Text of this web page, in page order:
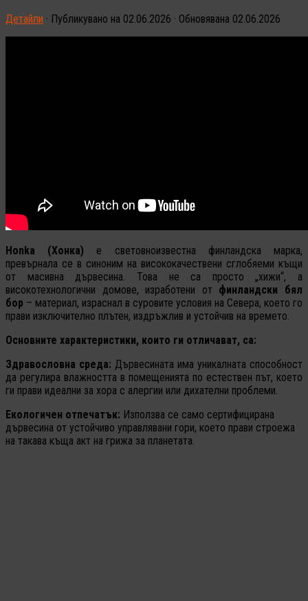
Детайли · Публикувано на 02.06.2026 · Обновявана 02.06.2026
Honka (Хонка) е световноизвестна финландска марка,
превърнала се в синоним на висококачествени сглобяеми къщи
от масивна дървесина. Това не са просто „хижи“, а
високотехнологични домове, изработени от финландски бял
бор – материал, израснал в суровите условия на Севера, което го
прави изключително плътен, издръжлив и устойчив на времето.
Основните характеристики, които ги отличават, са:
Здравословна среда: Дървесината има уникалната способност
да регулира влажността в помещенията по естествен път, което
ги прави идеални за хора с алергии или дихателни проблеми.
Екологичен отпечатък: Използва се само сертифицирана
дървесина от устойчиво управлявани гори, което прави строежа
на такава къща акт на грижа за планетата.